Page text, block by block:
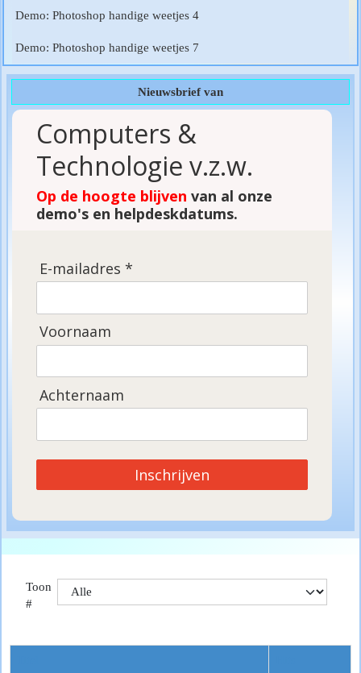
Demo: Photoshop handige weetjes 4
Demo: Photoshop handige weetjes 7
Nieuwsbrief van
Computers &
Technologie v.z.w.
Op de hoogte blijven van al onze
demo's en helpdeskdatums.
E-mailadres *
Voornaam
Achternaam
Inschrijven
Toon
#